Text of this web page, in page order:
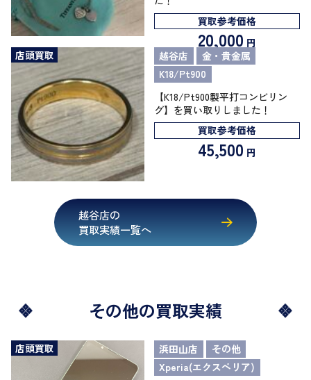
買取参考価格
20,000 円
店頭買取
越谷店
金・貴金属
K18/Pt900
【K18/Pt900製平打コンビリン
グ】を買い取りしました！
買取参考価格
45,500 円
越谷店の
買取実績一覧へ
その他の買取実績
店頭買取 浜田山店
その他
Xperia(エクスペリア)